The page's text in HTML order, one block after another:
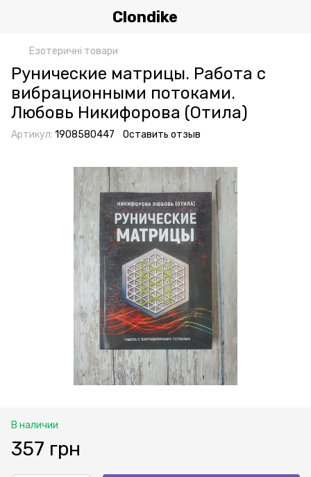
Clondike
Езотеричні товари
Рунические матрицы. Работа с
вибрационными потоками.
Любовь Никифорова (Отила)
Артикул: 1908580447 Оставить отзыв
В наличии
357 грн